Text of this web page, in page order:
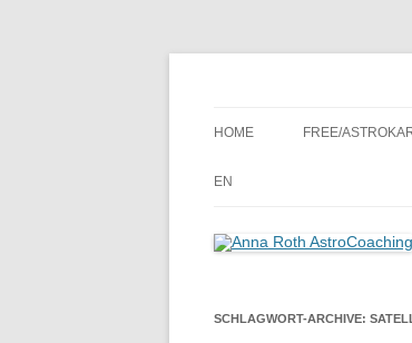
HOME FREE/
EN
SCHLAGWORT-ARCHIVE: